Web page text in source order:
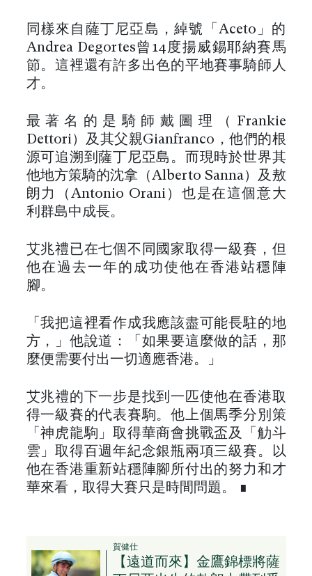
同樣來自薩丁尼亞島，綽號「Aceto」的
Andrea Degortes曾14度揚威錫耶納賽馬
節。這裡還有許多出色的平地賽事騎師人
才。
最著名的是騎師戴圖理（Frankie
Dettori）及其父親Gianfranco，他們的根
源可追溯到薩丁尼亞島。而現時於世界其
他地方策騎的沈拿（Alberto Sanna）及敖
朗力（Antonio Orani）也是在這個意大
利群島中成長。
艾兆禮已在七個不同國家取得一級賽，但
他在過去一年的成功使他在香港站穩陣
腳。
「我把這裡看作成我應該盡可能長駐的地
方，」他說道：「如果要這麼做的話，那
麼便需要付出一切適應香港。」
艾兆禮的下一步是找到一匹使他在香港取
得一級賽的代表賽駒。他上個馬季分別策
「神虎龍駒」取得華商會挑戰盃及「觔斗
雲」取得百週年紀念銀瓶兩項三級賽。以
他在香港重新站穩陣腳所付出的努力和才
華來看，取得大賽只是時間問題。 ∎
賀健仕
【遠道而來】金鷹錦標將薩